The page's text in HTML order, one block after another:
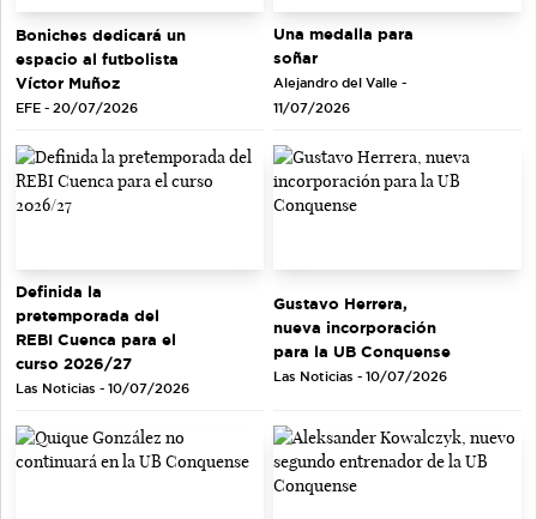
Boniches dedicará un
espacio al futbolista
Víctor Muñoz
EFE - 20/07/2026
Una medalla para
soñar
Alejandro del Valle -
11/07/2026
Definida la
pretemporada del
REBI Cuenca para el
curso 2026/27
Las Noticias - 10/07/2026
Gustavo Herrera,
nueva incorporación
para la UB Conquense
Las Noticias - 10/07/2026